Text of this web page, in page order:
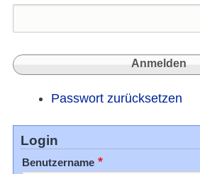
Passwort zurücksetzen
Login
Benutzername